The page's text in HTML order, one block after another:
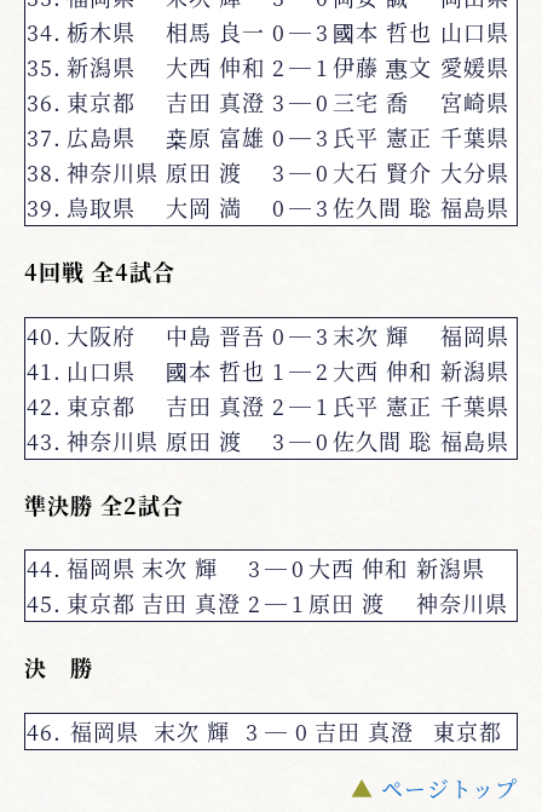
34. 栃木県 相馬 良一 0―3 國本 哲也 山口県
35. 新潟県 大西 伸和 2―1 伊藤 惠文 愛媛県
36. 東京都 吉田 真澄 3―0 三宅 喬
宮崎県
37. 広島県 桒原 富雄 0―3 氏平 憲正 千葉県
38. 神奈川県 原田 渡 3―0 大石 賢介 大分県
39. 鳥取県 大岡 満 0―3佐久間 聡 福島県
4回戦 全4試合
40. 大阪府 中島 晋吾 0―3 末次 輝
福岡県
41. 山口県 國本 哲也 1 ―2 大西 伸和 新潟県
42. 東京都 吉田 真澄 2―1 氏平 憲正 千葉県
43. 神奈川県 原田 渡 3―0佐久間 聡 福島県
準決勝 全2試合
44. 福岡県 末次 輝 3―0 大西 伸和 新潟県
45. 東京都 吉田 真澄 2―1 原田 渡 神奈川県
決 勝
46. 福岡県 末次 輝 3 ― 0 吉田 真澄
東京都
▲ ページトップ